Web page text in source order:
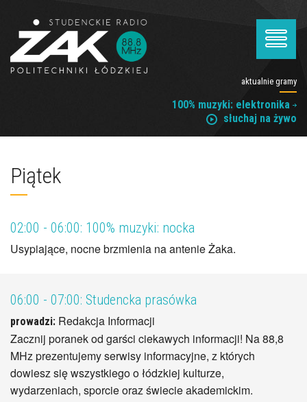
aktualnie gramy
100% muzyki: elektronika
słuchaj na żywo
Piątek
02:00 - 06:00: 100% muzyki: nocka
Usypiające, nocne brzmienia na antenie Żaka.
06:00 - 07:00: Studencka prasówka
prowadzi: Redakcja Informacji
Zacznij poranek od garści ciekawych informacji! Na 88,8
MHz prezentujemy serwisy informacyjne, z których
dowiesz się wszystkiego o łódzkiej kulturze,
wydarzeniach, sporcie oraz świecie akademickim.